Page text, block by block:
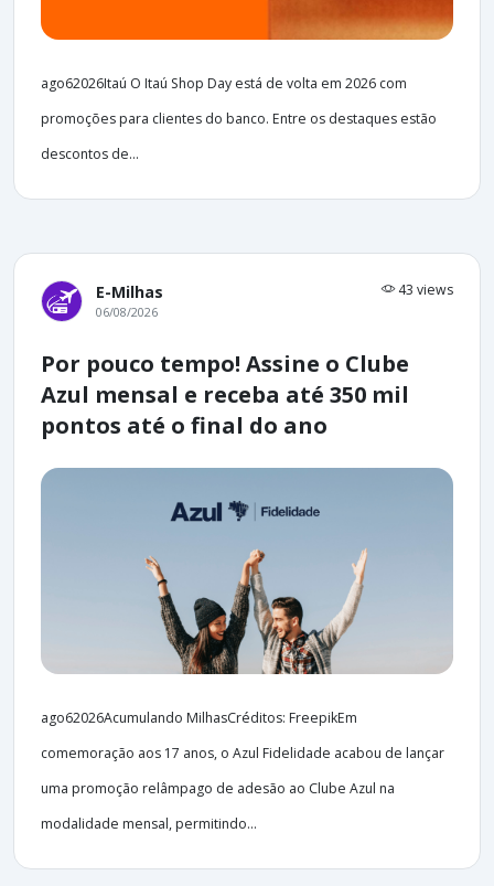
ago62026Itaú O Itaú Shop Day está de volta em 2026 com
promoções para clientes do banco. Entre os destaques estão
descontos de...
E-Milhas 43 views
06/08/2026
Por pouco tempo! Assine o Clube
Azul mensal e receba até 350 mil
pontos até o final do ano
ago62026Acumulando MilhasCréditos: FreepikEm
comemoração aos 17 anos, o Azul Fidelidade acabou de lançar
uma promoção relâmpago de adesão ao Clube Azul na
modalidade mensal, permitindo...